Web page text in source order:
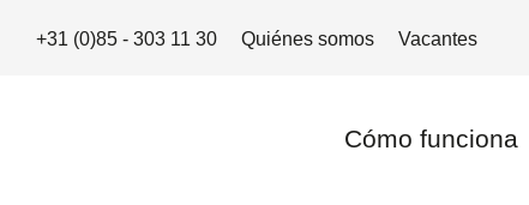
+31 (0)85 - 303 11 30 Quiénes somos Vacantes
Cómo funciona